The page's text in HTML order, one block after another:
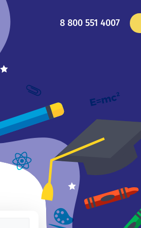
8 800 551 4007